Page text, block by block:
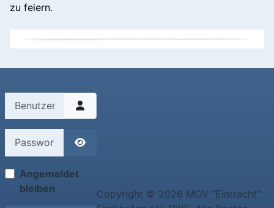
zu feiern.
Benutzername
Angemeldet
bleiben
Copyright © 2026 MGV "Eintracht"